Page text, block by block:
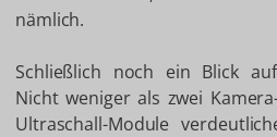
nämlich.
Schließlich noch ein Blick
Nicht weniger als zwei
Ultraschall-Module